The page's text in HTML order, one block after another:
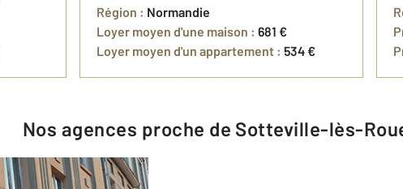
Région : Normandie
Loyer moyen d'une maison : 681 €
Loyer moyen d'un appartement : 534 €
Nos agences proche de Sotteville-lès-